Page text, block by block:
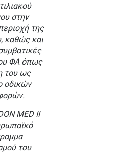
στην
της
καθώς και
ΦΑ όπως
του ως
οδικών
MED ΙΙ
του